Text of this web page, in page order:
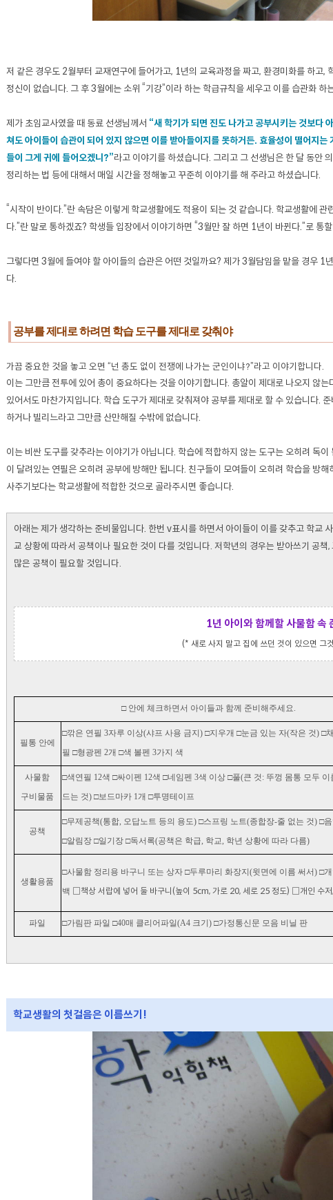
저 같은 경우도 2월부터 교재연구에 들어가고, 1년의 교육과정을 짜고, 환경미화를 하고,
정신이 없습니다. 그 후 3월에는 소위 “기강”이라 하는 학급규칙을 세우고 이를 습관화 하
제가 초임교사였을 때 동료 선생님께서 “새 학기가 되면 진도 나가고 공부시키는 것보다
쳐도 아이들이 습관이 되어 있지 않으면 이를 받아들이지를 못하거든. 효율성이 떨어지
들이 그게 귀에 들어오겠니?”라고 이야기를 하셨습니다. 그리고 그 선생님은 한 달 동안
정리하는 법 등에 대해서 매일 시간을 정해놓고 꾸준히 이야기를 해 주라고 하셨습니다.
“시작이 반이다.”란 속담은 이렇게 학교생활에도 적용이 되는 것 같습니다. 학교생활에
다.”란 말로 통하겠죠? 학생들 입장에서 이야기하면 “3월만 잘 하면 1년이 바뀐다.”로 통
그렇다면 3월에 들여야 할 아이들의 습관은 어떤 것일까요? 제가 3월담임을 맡을 경우 1
다.
공부를 제대로 하려면 학습 도구를 제대로 갖춰야
가끔 중요한 것을 놓고 오면 “넌 총도 없이 전쟁에 나가는 군인이냐?”라고 이야기합니다.
이는 그만큼 전투에 있어 총이 중요하다는 것을 이야기합니다. 총알이 제대로 나오지 않
있어서도 마찬가지입니다. 학습 도구가 제대로 갖춰져야 공부를 제대로 할 수 있습니다.
하거나 빌리느라고 그만큼 산만해질 수밖에 없습니다.
이는 비싼 도구를 갖추라는 이야기가 아닙니다. 학습에 적합하지 않는 도구는 오히려 독
이 달려있는 연필은 오히려 공부에 방해만 됩니다. 친구들이 모여들이 오히려 학습을 방
사주기보다는 학교생활에 적합한 것으로 골라주시면 좋습니다.
아래는 제가 생각하는 준비물입니다. 한번 v표시를 하면서 아이들이 이를 갖추고 학교
교 상황에 따라서 공책이나 필요한 것이 다를 것입니다. 저학년의 경우는 받아쓰기 공책
많은 공책이 필요할 것입니다.
1년 아이와 함께할 사물함 속
(* 새로 사지 말고 집에 쓰던 것이 있으면 그
□ 안에 체크하면서 아이들과 함께 준비해주세요.
필통 안에
□깎은 연필 3자루 이상(샤프 사용 금지) □지우개 □눈금 있는 자(작은 것) □
필 □형광펜 2개 □색 볼펜 3가지 색
사물함
구비물품
□색연필 12색 □싸이펜 12색 □네임펜 3색 이상 □풀(큰 것: 뚜껑 몸통 모두
드는 것) □보드마카 1개 □투명테이프
공책
□무제공책(통합, 오답노트 등의 용도) □스프링 노트(종합장-줄 없는 것) □
□알림장 □일기장 □독서록(공책은 학급, 학교, 학년 상황에 따라 다름)
생활용품
□사물함 정리용 바구니 또는 상자 □두루마리 화장지(윗면에 이름 써서) □
백 □책상 서랍에 넣어 둘 바구니(높이 5cm, 가로 20, 세로 25 정도) □개인 수저
파일 □가림판 파일 □40매 클리어파일(A4 크기) □가정통신문 모음 비닐 판
학교생활의 첫걸음은 이름쓰기!